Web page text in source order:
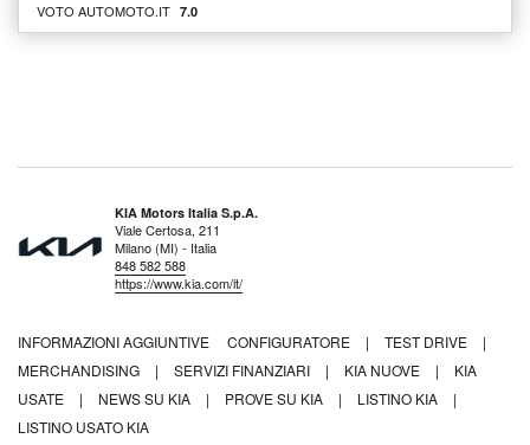
VOTO AUTOMOTO.IT 7.0
KIA Motors Italia S.p.A.
Viale Certosa, 211
Milano (MI) - Italia
848 582 588
https://www.kia.com/it/
INFORMAZIONI AGGIUNTIVE CONFIGURATORE | TEST DRIVE
|
MERCHANDISING
| SERVIZI FINANZIARI | KIA NUOVE |
KIA
USATE
| NEWS SU KIA | PROVE SU KIA | LISTINO KIA
|
LISTINO USATO KIA